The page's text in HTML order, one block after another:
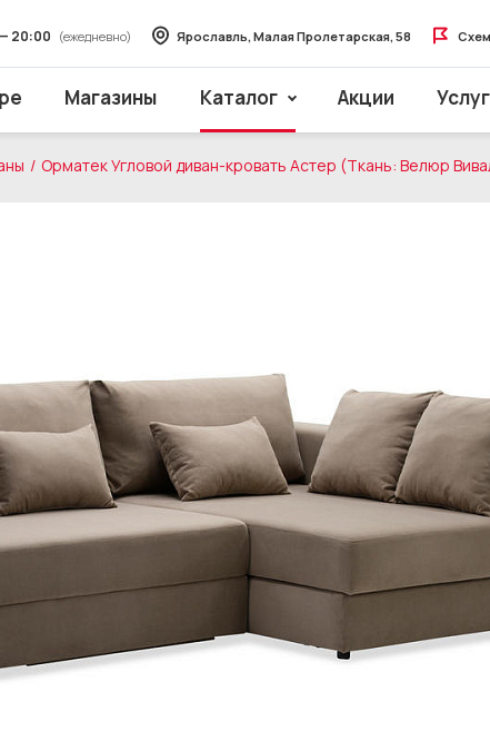
Магазины Каталог Акции
20:00 (ежедневно) Ярославль, Малая Пролетарская, 58
Орматек Угловой диван-кровать Астер (Ткань: Велюр